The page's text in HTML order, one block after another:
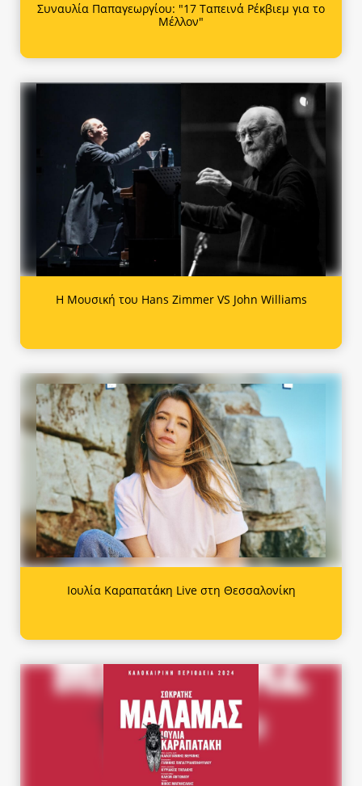
Συναυλία Παπαγεωργίου: "17 Ταπεινά Ρέκβιεμ για το
Μέλλον"
Η Μουσική του Hans Zimmer VS John Williams
Ιουλία Καραπατάκη Live στη Θεσσαλονίκη